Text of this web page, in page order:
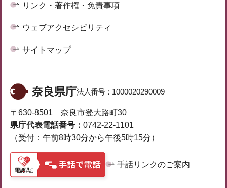
リンク・著作権・免責事項
ウェブアクセシビリティ
サイトマップ
奈良県庁法人番号： 1000020290009
〒630-8501 奈良市登大路町30
県庁代表電話番号： 0742-22-1101
（受付：午前8時30分から午後5時15分）
手話リンクのご案内